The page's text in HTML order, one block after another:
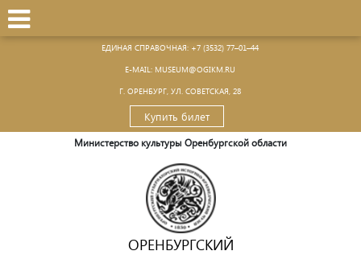
ЕДИНАЯ СПРАВОЧНАЯ: +7 (3532) 77–01–44
Е-MAIL: MUSEUM@OGIKM.RU
Г. ОРЕНБУРГ, УЛ. СОВЕТСКАЯ, 28
Купить билет
Министерство культуры Оренбургской области
ОРЕНБУРГСКИЙ